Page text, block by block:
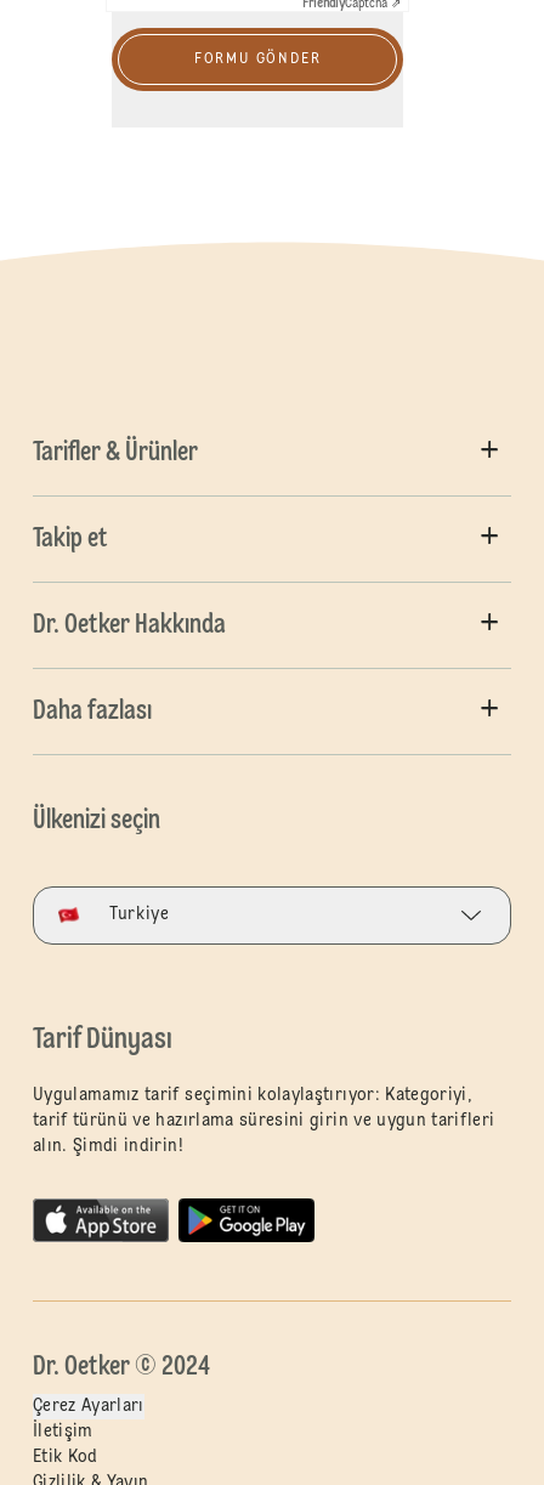
FriendlyCaptcha ⇗
FORMU GÖNDER
Tarifler & Ürünler
Takip et
Dr. Oetker Hakkında
Daha fazlası
Ülkenizi seçin
Turkiye
Tarif Dünyası
Uygulamamız tarif seçimini kolaylaştırıyor: Kategoriyi,
tarif türünü ve hazırlama süresini girin ve uygun tarifleri
alın. Şimdi indirin!
Dr. Oetker © 2024
Çerez Ayarları
İletişim
Etik Kod